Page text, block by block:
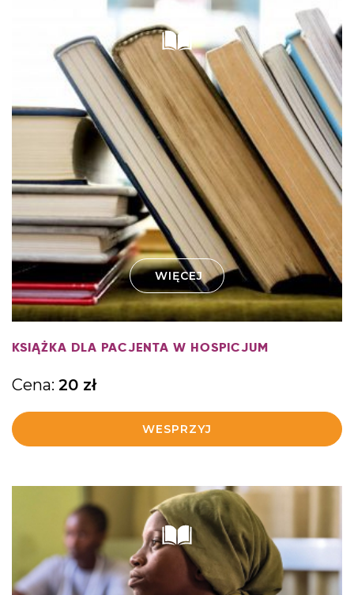
WIĘCEJ
KSIĄŻKA DLA PACJENTA W HOSPICJUM
Cena: 20 zł
WESPRZYJ